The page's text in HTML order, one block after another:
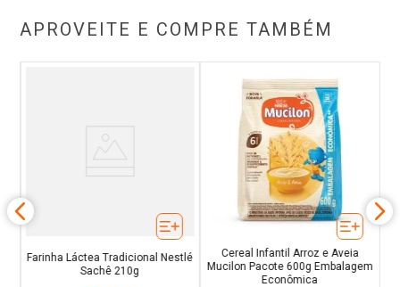
APROVEITE E COMPRE TAMBÉM
Farinha Láctea Tradicional Nestlé
Sachê 210g
Cereal Infantil Arroz e Aveia
Mucilon Pacote 600g Embalagem
Econômica